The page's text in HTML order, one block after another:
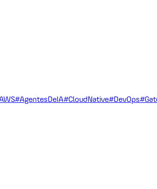
#AgentesDeIA#CloudNative#DevOps